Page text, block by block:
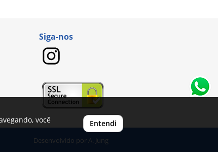
Siga-nos
Desenvolvido porA. Jung
você
Entendi